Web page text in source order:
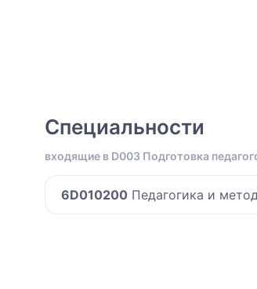
Специальности
входящие в D003 Подготовка
6D010200 Педагогика и